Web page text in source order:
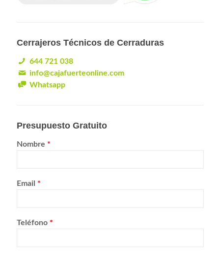
Cerrajeros Técnicos de Cerraduras
644 721 038
info@cajafuerteonline.com
Whatsapp
Presupuesto Gratuito
Nombre *
Email *
Teléfono *